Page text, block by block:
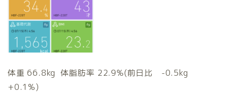
体重 66.8kg 体脂肪率 22.9%(前日比 -0.5kg
+0.1%)